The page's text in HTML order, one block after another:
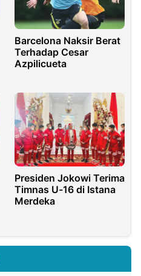
Barcelona Naksir Berat
Terhadap Cesar
Azpilicueta
Presiden Jokowi Terima
Timnas U-16 di Istana
Merdeka